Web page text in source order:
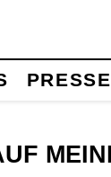
PRESSE